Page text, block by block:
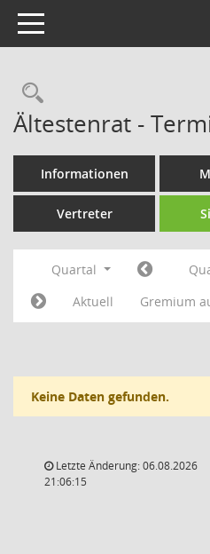
Toggle navigation
Ältestenrat -
Informationen
Vertreter
Quartal
Aktuell
Gremium
Keine Daten gefunden.
Letzte Änderung: 06.08.2026
21:06:15